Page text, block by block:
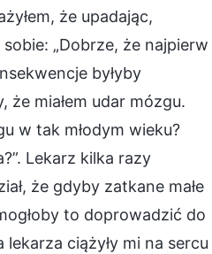
że upadając,
sobie: „Dobrze, że najpierw
byłyby
że miałem udar mózgu.
w tak młodym wieku?
Lekarz kilka razy
że gdyby zatkane małe
to doprowadzić do
ciążyły mi na sercu